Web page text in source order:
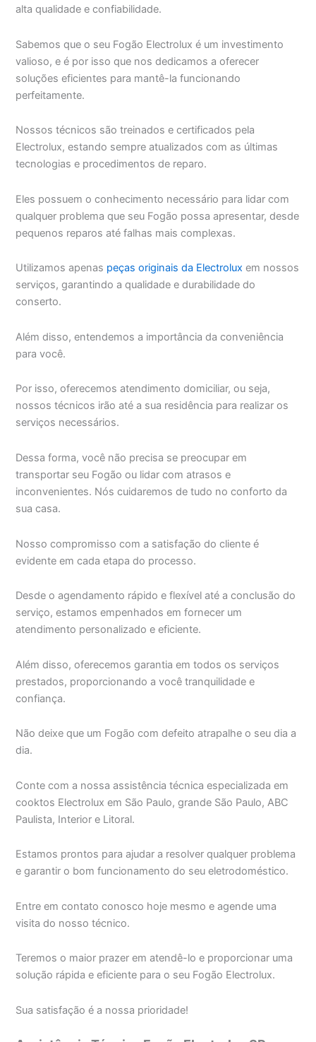
alta qualidade e confiabilidade.
Sabemos que o seu Fogão Electrolux é um investimento
valioso, e é por isso que nos dedicamos a oferecer
soluções eficientes para mantê-la funcionando
perfeitamente.
Nossos técnicos são treinados e certificados pela
Electrolux, estando sempre atualizados com as últimas
tecnologias e procedimentos de reparo.
Eles possuem o conhecimento necessário para lidar com
qualquer problema que seu Fogão possa apresentar, desde
pequenos reparos até falhas mais complexas.
Utilizamos apenas peças originais da Electrolux em nossos
serviços, garantindo a qualidade e durabilidade do
conserto.
Além disso, entendemos a importância da conveniência
para você.
Por isso, oferecemos atendimento domiciliar, ou seja,
nossos técnicos irão até a sua residência para realizar os
serviços necessários.
Dessa forma, você não precisa se preocupar em
transportar seu Fogão ou lidar com atrasos e
inconvenientes. Nós cuidaremos de tudo no conforto da
sua casa.
Nosso compromisso com a satisfação do cliente é
evidente em cada etapa do processo.
Desde o agendamento rápido e flexível até a conclusão do
serviço, estamos empenhados em fornecer um
atendimento personalizado e eficiente.
Além disso, oferecemos garantia em todos os serviços
prestados, proporcionando a você tranquilidade e
confiança.
Não deixe que um Fogão com defeito atrapalhe o seu dia a
dia.
Conte com a nossa assistência técnica especializada em
cooktos Electrolux em São Paulo, grande São Paulo, ABC
Paulista, Interior e Litoral.
Estamos prontos para ajudar a resolver qualquer problema
e garantir o bom funcionamento do seu eletrodoméstico.
Entre em contato conosco hoje mesmo e agende uma
visita do nosso técnico.
Teremos o maior prazer em atendê-lo e proporcionar uma
solução rápida e eficiente para o seu Fogão Electrolux.
Sua satisfação é a nossa prioridade!